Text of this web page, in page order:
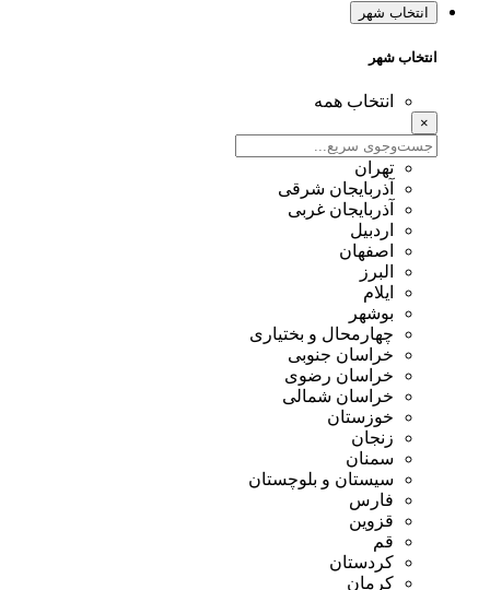
انتخاب شهر
انتخاب شهر
انتخاب همه
×
تهران
آذربایجان شرقی
آذربایجان غربی
اردبیل
اصفهان
البرز
ایلام
بوشهر
چهارمحال و بختیاری
خراسان جنوبی
خراسان رضوی
خراسان شمالی
خوزستان
زنجان
سمنان
سیستان و بلوچستان
فارس
قزوین
قم
کردستان
کرمان